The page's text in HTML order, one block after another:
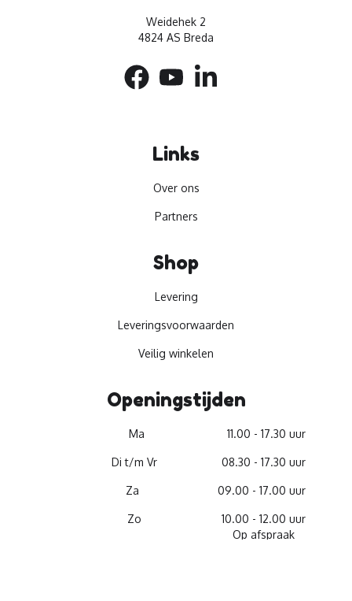
Weidehek 2
4824 AS Breda
Links
Over ons
Partners
Shop
Levering
Leveringsvoorwaarden
Veilig winkelen
Openingstijden
Ma 11.00 - 17.30 uur
Di t/m Vr 08.30 - 17.30 uur
Za 09.00 - 17.00 uur
Zo
10.00 - 12.00 uur
Op afspraak